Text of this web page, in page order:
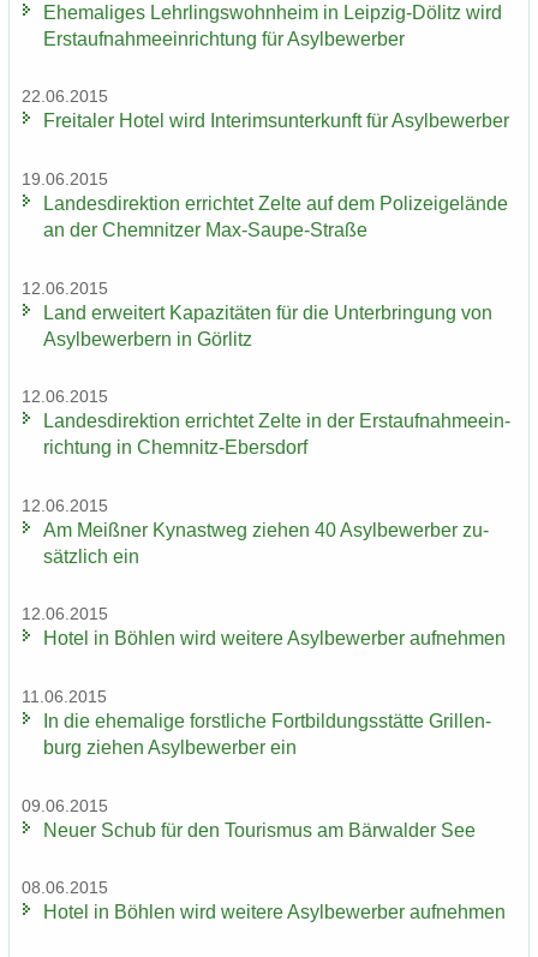
Ehe­ma­li­ges Lehr­lings­wohn­heim in Leipzig-​Dölitz wird
Erst­auf­nah­me­ein­rich­tung für Asyl­be­wer­ber
22.06.2015
Frei­ta­ler Hotel wird In­te­rims­un­ter­kunft für Asyl­be­wer­ber
19.06.2015
Lan­des­di­rek­ti­on er­rich­tet Zelte auf dem Po­li­zei­ge­län­de
an der Chem­nit­zer Max-​Saupe-Straße
12.06.2015
Land er­wei­tert Ka­pa­zi­tä­ten für die Un­ter­brin­gung von
Asyl­be­wer­bern in Gör­litz
12.06.2015
Lan­des­di­rek­ti­on er­rich­tet Zelte in der Erst­auf­nah­me­ein­
rich­tung in Chemnitz-​Ebersdorf
12.06.2015
Am Meiß­ner Ky­nast­weg zie­hen 40 Asyl­be­wer­ber zu­
sätz­lich ein
12.06.2015
Hotel in Böh­len wird wei­te­re Asyl­be­wer­ber auf­neh­men
11.06.2015
In die ehe­ma­li­ge forst­li­che Fort­bil­dungs­stät­te Gril­len­
burg zie­hen Asyl­be­wer­ber ein
09.06.2015
Neuer Schub für den Tou­ris­mus am Bär­wal­der See
08.06.2015
Hotel in Böh­len wird wei­te­re Asyl­be­wer­ber auf­neh­men